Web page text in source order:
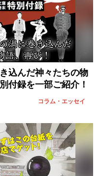
込んだ神々たちの物
付録を一部ご紹介！
コラム・エッセイ